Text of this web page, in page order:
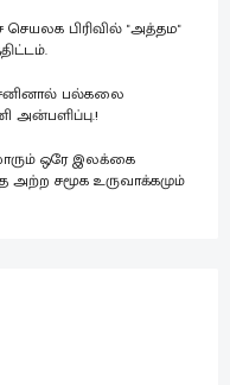
பிரிவில் "அத்தம"
பல்கலை
அன்பளிப்பு.!
ஒரே இலக்கை
நோக்கிய பயணமும் போதை அற்ற சமூக உருவாக்கமும்